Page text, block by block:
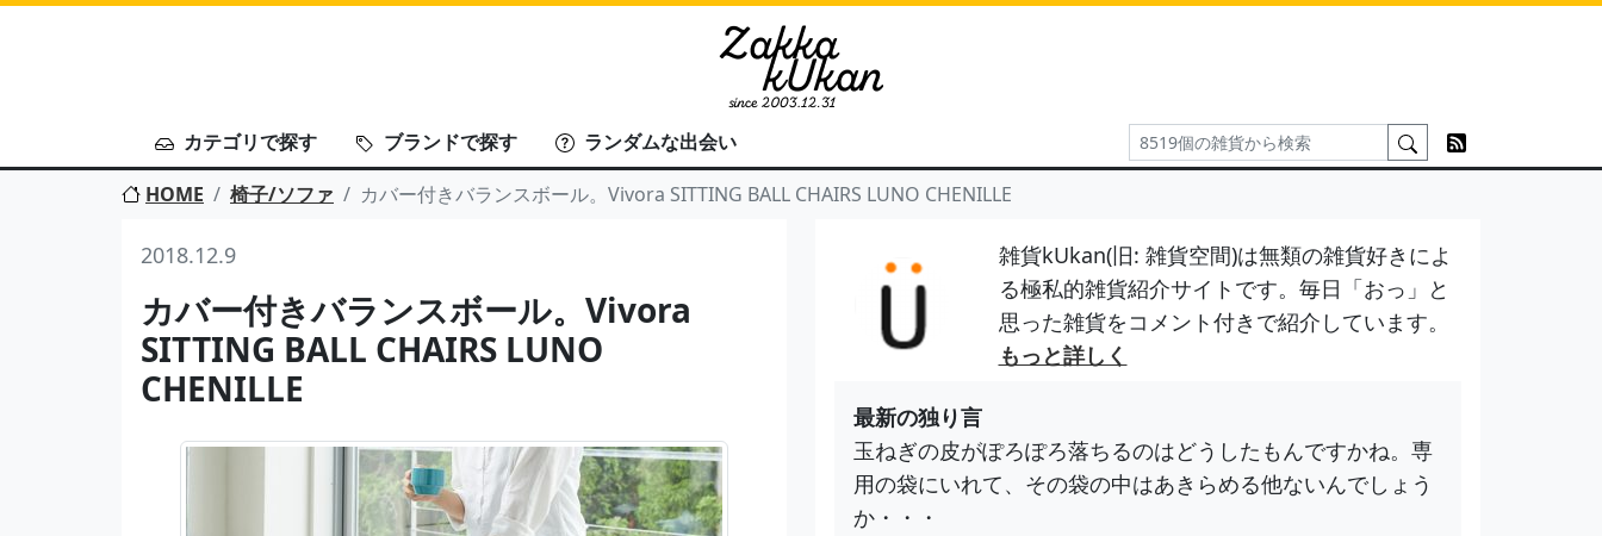
カテゴリで探す ブランドで探す
ランダムな出会い
HOME
椅子/ソファ カバー付きバランスボール。Vivora SITTING BALL CHAIRS LUNO CHENILLE
2018.12.9
カバー付きバランスボール。Vivora
SITTING BALL CHAIRS LUNO
CHENILLE
雑貨kUkan(旧: 雑貨空間)は無類の雑貨好きによ
る極私的雑貨紹介サイトです。毎日「おっ」と
思った雑貨をコメント付きで紹介しています。
もっと詳しく
最新の独り言
玉ねぎの皮がぽろぽろ落ちるのはどうしたもんですかね。専
用の袋にいれて、その袋の中はあきらめる他ないんでしょう
か・・・